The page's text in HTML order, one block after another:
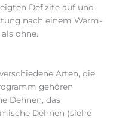
Defizite auf und
nach einem Warm-
ohne.
Arten, die
gehören
Dehnen, das
Dehnen (siehe